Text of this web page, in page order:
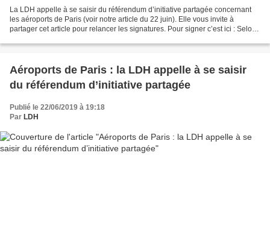
La LDH appelle à se saisir du référendum d’initiative partagée concernant
les aéroports de Paris (voir notre article du 22 juin). Elle vous invite à
partager cet article pour relancer les signatures. Pour signer c’est ici : Selon
Aéroports de Paris : la LDH appelle à se saisir
du référendum d’initiative partagée
Publié le 22/06/2019 à 19:18
Par LDH